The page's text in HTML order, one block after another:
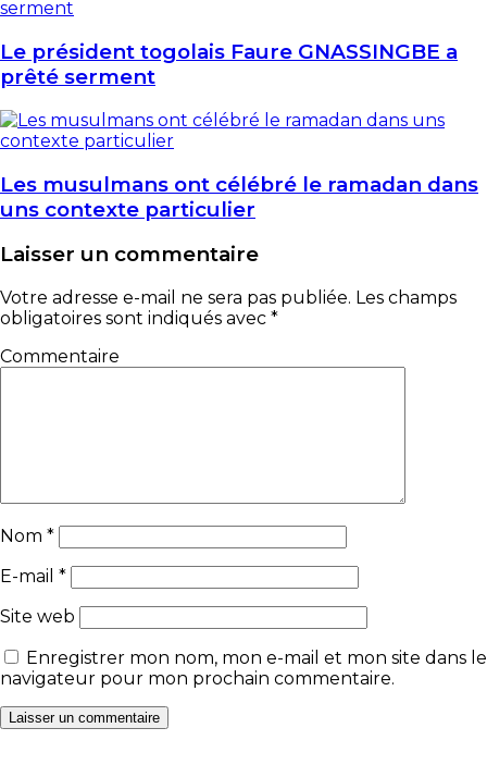
Le président togolais Faure GNASSINGBE a
prêté serment
Les musulmans ont célébré le ramadan dans
uns contexte particulier
Laisser un commentaire
Votre adresse e-mail ne sera pas publiée. Les champs
obligatoires sont indiqués avec *
Commentaire
Nom *
E-mail *
Site web
Enregistrer mon nom, mon e-mail et mon site dans le
navigateur pour mon prochain commentaire.